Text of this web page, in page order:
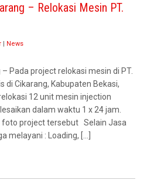
– Relokasi Mesin PT.
News
Pada project relokasi mesin di PT.
di Cikarang, Kabupaten Bekasi,
12 unit mesin injection
dalam waktu 1 x 24 jam.
foto project tersebut Selain Jasa
melayani : Loading, […]